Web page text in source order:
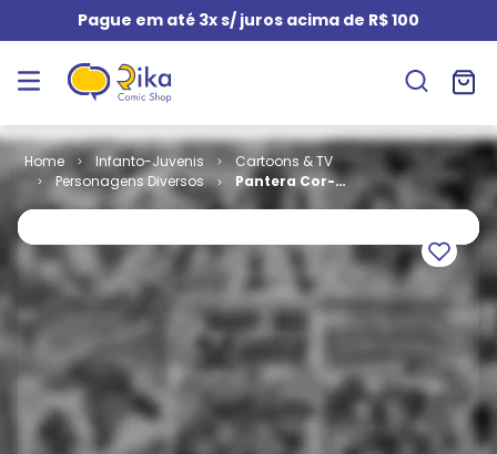
Pague em até 3x s/ juros acima de R$ 100
Infanto-Juvenis
Cartoons & TV
Personagens Diversos
Pantera Cor-
Juvenis # 07